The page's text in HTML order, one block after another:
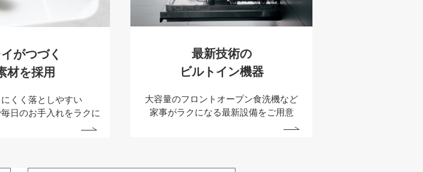
がつづく
材を採用
くく 落としやすい
毎日のお手入れをラクに
最新技術の
ビルトイン機器
大容量のフロントオープン食洗機など
家事がラクになる最新設備をご用意